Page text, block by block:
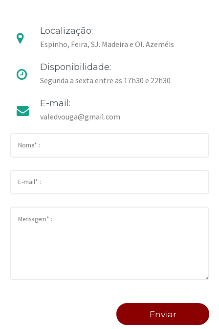
Localização:
Espinho, Feira, SJ. Madeira e Ol. Azeméis
Disponibilidade:
Segunda a sexta entre as 17h30 e 22h30
E-mail:
valedvouga@gmail.com